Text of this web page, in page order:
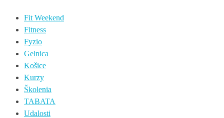
Fit Weekend
Fitness
Fyzio
Gelnica
Košice
Kurzy
Školenia
TABATA
Udalosti